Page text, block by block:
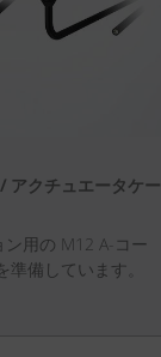
アクチュエータケー
ン用の M12 A-コー
準備しています。